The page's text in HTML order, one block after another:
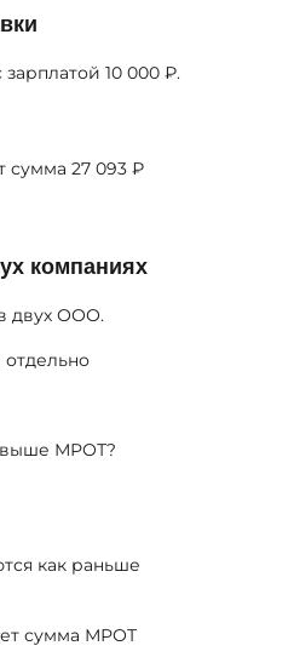
10 000 ₽.
сумма 27 093 ₽
компаниях
двух ООО.
выше МРОТ?
как раньше
сумма МРОТ